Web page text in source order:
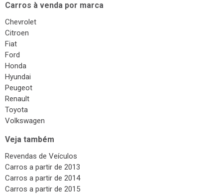
Carros à venda por marca
Chevrolet
Citroen
Fiat
Ford
Honda
Hyundai
Peugeot
Renault
Toyota
Volkswagen
Veja também
Revendas de Veículos
Carros a partir de 2013
Carros a partir de 2014
Carros a partir de 2015